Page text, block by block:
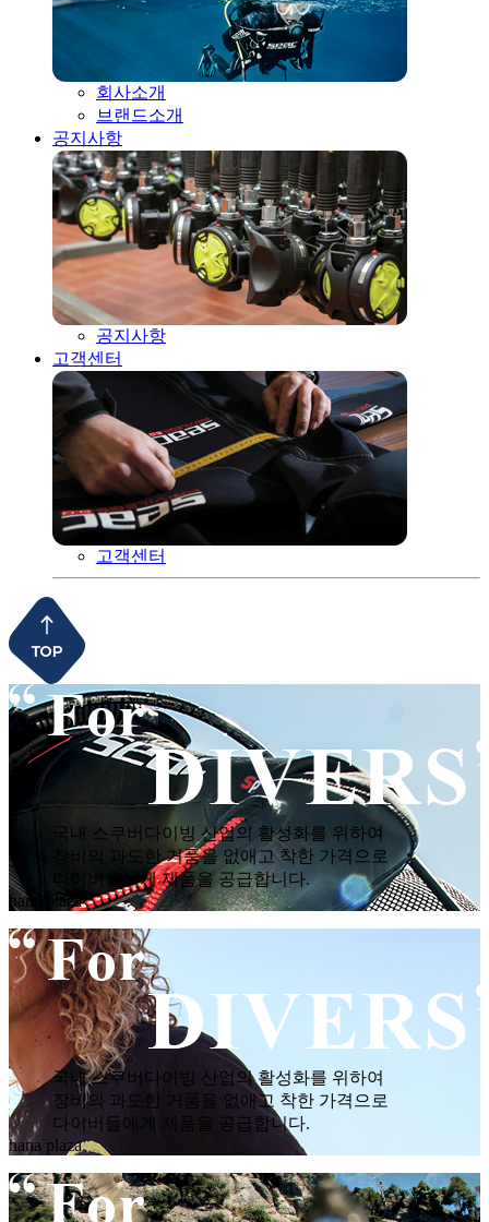
회사소개
브랜드소개
공지사항
공지사항
고객센터
고객센터
국내 스쿠버다이빙 산업의 활성화를 위하여
장비의 과도한 거품을 없애고 착한 가격으로
다이버들에게 제품을 공급합니다.
hana plaza
국내 스쿠버다이빙 산업의 활성화를 위하여
장비의 과도한 거품을 없애고 착한 가격으로
다이버들에게 제품을 공급합니다.
hana plaza